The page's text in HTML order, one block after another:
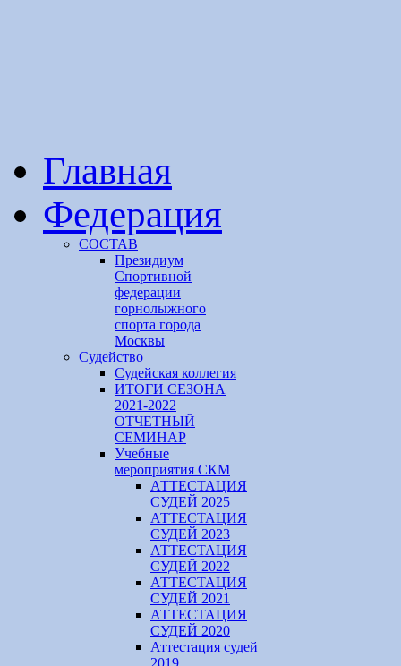
Главная
Федерация
СОСТАВ
Президиум
Спортивной
федерации
горнолыжного
спорта города
Москвы
Судейство
Cудейская коллегия
ИТОГИ СЕЗОНА
2021-2022
ОТЧЕТНЫЙ
СЕМИНАР
Учебные
мероприятия СКМ
АТТЕСТАЦИЯ
СУДЕЙ 2025
АТТЕСТАЦИЯ
СУДЕЙ 2023
АТТЕСТАЦИЯ
СУДЕЙ 2022
АТТЕСТАЦИЯ
СУДЕЙ 2021
АТТЕСТАЦИЯ
СУДЕЙ 2020
Аттестация судей